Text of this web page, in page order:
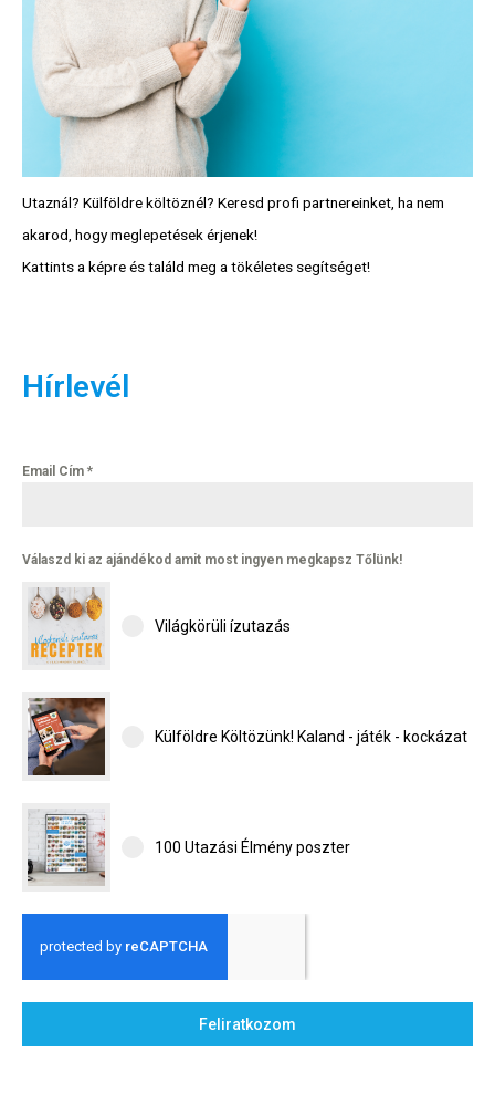
Utaznál? Külföldre költöznél? Keresd profi partnereinket, ha nem
akarod, hogy meglepetések érjenek!
Kattints a képre és találd meg a tökéletes segítséget!
Hírlevél
Email Cím *
Válaszd ki az ajándékod amit most ingyen megkapsz Tőlünk!
Világkörüli ízutazás
Külföldre Költözünk! Kaland - játék - kockázat
100 Utazási Élmény poszter
Feliratkozom